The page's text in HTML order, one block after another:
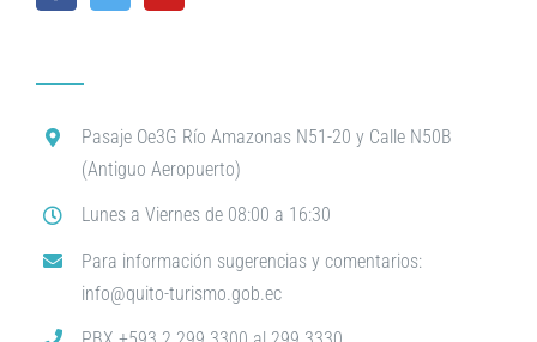
Pasaje Oe3G Río Amazonas N51-20 y Calle N50B
(Antiguo Aeropuerto)
Lunes a Viernes de 08:00 a 16:30
Para información sugerencias y comentarios:
info@quito-turismo.gob.ec